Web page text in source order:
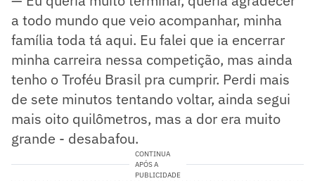
a todo mundo que veio acompanhar, minha
família toda tá aqui. Eu falei que ia encerrar
minha carreira nessa competição, mas ainda
tenho o Troféu Brasil pra cumprir. Perdi mais
de sete minutos tentando voltar, ainda segui
mais oito quilômetros, mas a dor era muito
grande - desabafou.
CONTINUA
APÓS A
PUBLICIDADE